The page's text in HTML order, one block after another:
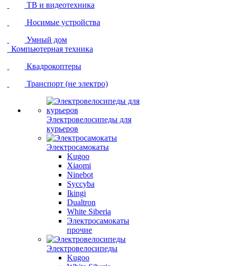
ТВ и видеотехника
Носимые устройства
Умный дом
Компьютерная техника
Квадрокоптеры
Транспорт (не электро)
Электровелосипеды для
курьеров
Электросамокаты
Kugoo
Xiaomi
Ninebot
Syccyba
Ikingi
Dualtron
White Siberia
Электросамокаты
прочие
Электровелосипеды
Kugoo